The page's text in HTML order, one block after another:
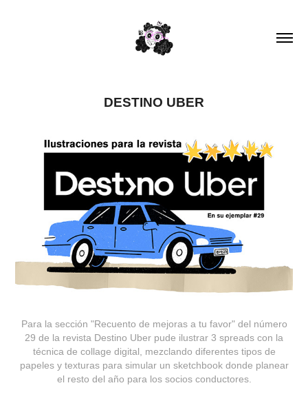
DESTINO UBER
Para la sección "Recuento de mejoras a tu favor" del número
29 de la revista Destino Uber pude ilustrar 3 spreads con la
técnica de collage digital, mezclando diferentes tipos de
papeles y texturas para simular un sketchbook donde planear
el resto del año para los socios conductores.